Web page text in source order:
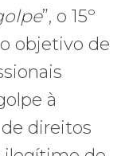
”, o 15º
objetivo de
à
direitos